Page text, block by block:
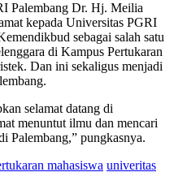
Palembang Dr. Hj. Meilia
kepada Universitas PGRI
sebagai salah satu
di Kampus Pertukaran
Dan ini sekaligus menjadi
selamat datang di
menuntut ilmu dan mencari
Palembang,” pungkasnya.
mahasiswa univeritas